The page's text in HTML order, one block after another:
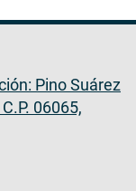
Pino Suárez
06065,